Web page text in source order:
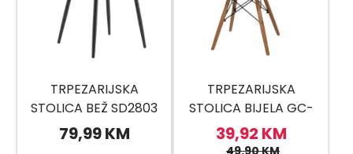
TRPEZARIJSKA
STOLICA BEŽ SD2803
79,99 KM
TRPEZARIJSKA
STOLICA BIJELA GC-
02,H3823
39,92 KM
49,90 KM